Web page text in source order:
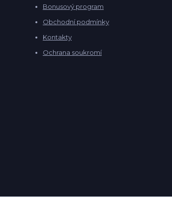
Bonusový program
Obchodní podmínky
Kontakty
Ochrana soukromí